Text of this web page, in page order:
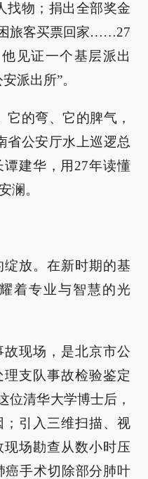
找物；捐出全部奖金
旅客买票回家……27
见证一个基层派出
派出所”。
它的弯、它的脾气，
省公安厅水上巡逻总
建华，用27年读懂
澜。
放。在新时期的基
着专业与智慧的光
现场，是北京市公
支队事故检验鉴定
位清华大学博士后，
；引入三维扫描、视
场勘查从数小时压
癌手术切除部分肺叶